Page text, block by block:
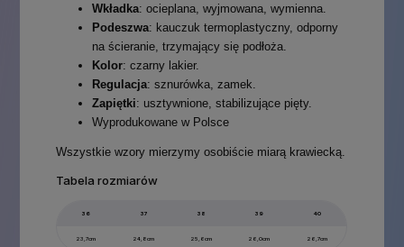
Wkładka: ocieplana, wyjmowana, wymienna.
Podeszwa: kauczuk termoplastyczny, odporny
na ścieranie, trzymający się podłoża.
Kolor: czarny lakier.
Regulacja: sznurówka, zamek.
Zapiętki: usztywnione, stabilizujące pięty.
Wyprodukowane w Polsce
Wszystkie wzory mierzymy osobiście miarą krawiecką.
Tabela rozmiarów
36 37 38 39 40
23,7cm 24,8cm 25,6cm 26,0cm 26,7cm